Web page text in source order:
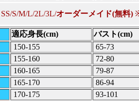
S/M/L/2L/3L/オーダーメイド(無料)
適応身長(cm)
バスト(cm)
150-155
65-73
155-160
72-80
160-165
79-87
165-170
86-94
170-175
93-101